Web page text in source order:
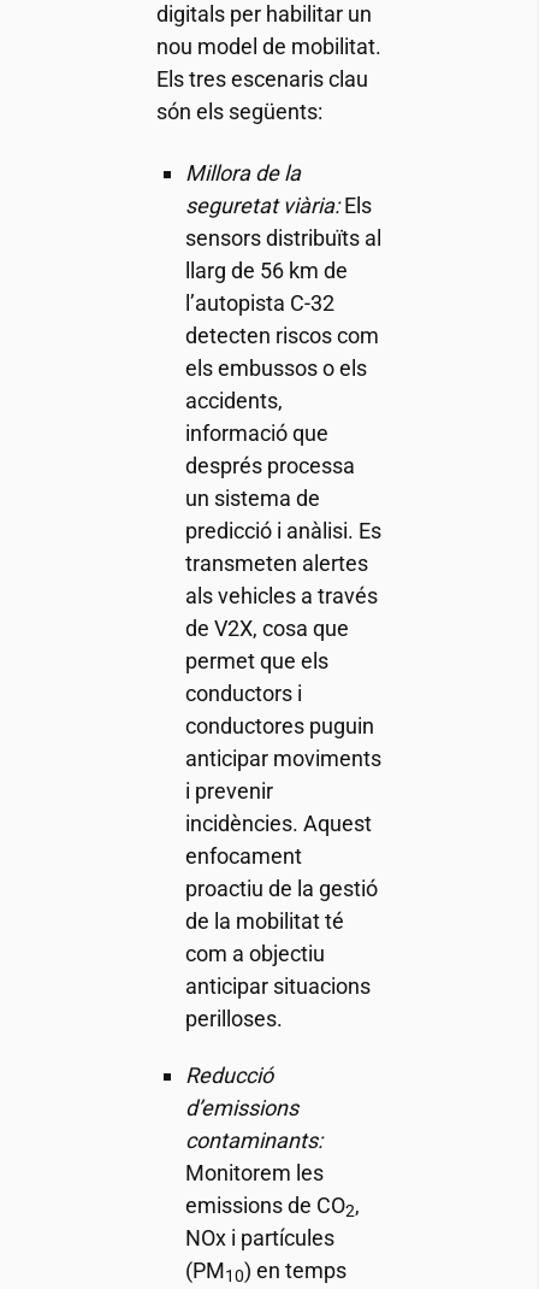
digitals per habilitar un
nou model de mobilitat.
Els tres escenaris clau
són els següents:
Millora de la
seguretat viària:Els
sensors distribuïts al
llarg de 56 km de
l’autopista C-32
detecten riscos com
els embussos o els
accidents,
informació que
després processa
un sistema de
predicció i anàlisi. Es
transmeten alertes
als vehicles a través
de V2X, cosa que
permet que els
conductors i
conductores puguin
anticipar moviments
i prevenir
incidències. Aquest
enfocament
proactiu de la gestió
de la mobilitat té
com a objectiu
anticipar situacions
perilloses.
Reducció
d’emissions
contaminants:
Monitorem les
emissions de CO2,
NOx i partícules
(PM10) en temps